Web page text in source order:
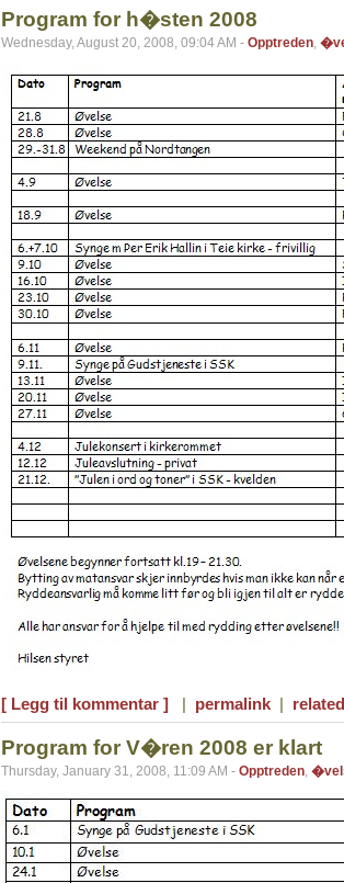
Program for h�sten 2008
Wednesday, August 20, 2008, 09:04 AM - Opptreden,
[ Legg til kommentar ] | permalink |
Program for V�ren 2008 er klart
Thursday, January 31, 2008, 11:09 AM - Opptreden,